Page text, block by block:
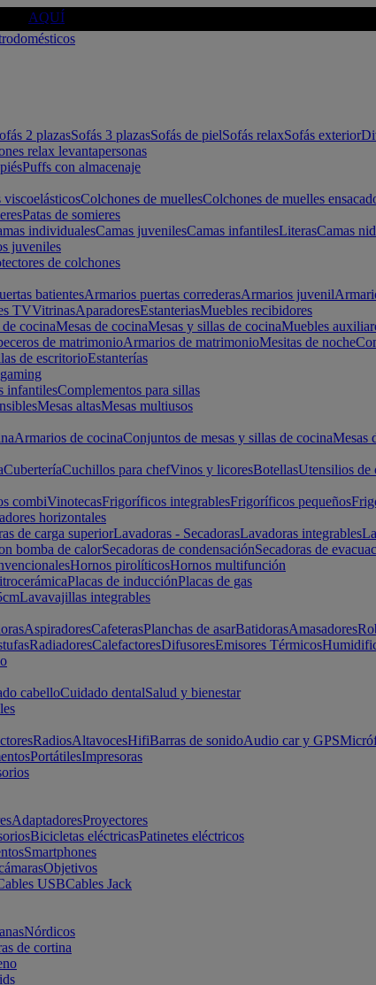
AQUÍ
2 plazasSofás 3 plazasSofás de pielSofás relaxSofás exterior
relax levantapersonas
Puffs con almacenaje
viscoelásticosColchones de muellesColchones de muelles
Patas de somieres
individualesCamas juvenilesCamas infantilesLiterasCamas
juveniles
de colchones
batientesArmarios puertas correderasArmarios juvenil
TVVitrinasAparadoresEstanteriasMuebles recibidores
cocinaMesas de cocinaMesas y sillas de cocinaMuebles
de matrimonioArmarios de matrimonioMesitas de noche
de escritorioEstanterías
infantilesComplementos para sillas
Mesas altasMesas multiusos
Armarios de cocinaConjuntos de mesas y sillas de cocinaMesas
CuberteríaCuchillos para chefVinos y licoresBotellasUtensilios de
combiVinotecasFrigoríficos integrablesFrigoríficos pequeños
horizontales
de carga superiorLavadoras - SecadorasLavadoras integrables
bomba de calorSecadoras de condensaciónSecadoras de
Hornos pirolíticosHornos multifunción
Placas de inducciónPlacas de gas
Lavavajillas integrables
AspiradoresCafeterasPlanchas de asarBatidorasAmasadores
RadiadoresCalefactoresDifusoresEmisores Térmicos
cabelloCuidado dentalSalud y bienestar
RadiosAltavocesHifiBarras de sonidoAudio car y GPS
PortátilesImpresoras
AdaptadoresProyectores
Bicicletas eléctricasPatinetes eléctricos
Smartphones
Objetivos
USBCables Jack
Nórdicos
de cortina